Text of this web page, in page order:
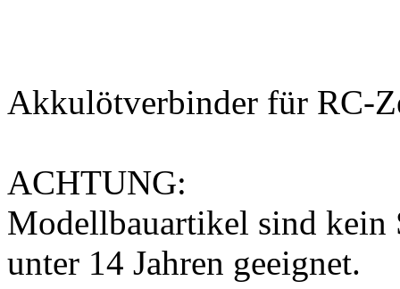
Akkulötverbinder für RC-
ACHTUNG:
Modellbauartikel sind
unter 14 Jahren geeignet.